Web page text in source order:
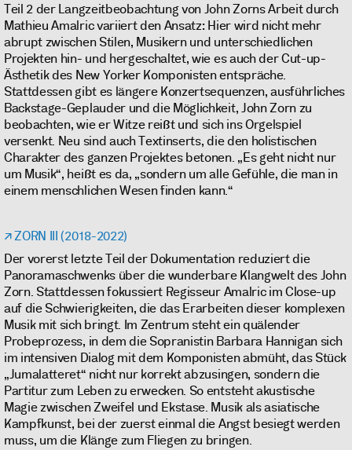
Teil 2 der Langzeitbeobachtung von John Zorns Arbeit durch
Mathieu Amalric variiert den Ansatz: Hier wird nicht mehr
abrupt zwischen Stilen, Musikern und unterschiedlichen
Projekten hin- und hergeschaltet, wie es auch der Cut-up-
Ästhetik des New Yorker Komponisten entspräche.
Stattdessen gibt es längere Konzertsequenzen, ausführliches
Backstage-Geplauder und die Möglichkeit, John Zorn zu
beobachten, wie er Witze reißt und sich ins Orgelspiel
versenkt. Neu sind auch Textinserts, die den holistischen
Charakter des ganzen Projektes betonen. „Es geht nicht nur
um Musik“, heißt es da, „sondern um alle Gefühle, die man in
einem menschlichen Wesen finden kann.“
ZORN III (2018-2022)
Der vorerst letzte Teil der Dokumentation reduziert die
Panoramaschwenks über die wunderbare Klangwelt des John
Zorn. Stattdessen fokussiert Regisseur Amalric im Close-up
auf die Schwierigkeiten, die das Erarbeiten dieser komplexen
Musik mit sich bringt. Im Zentrum steht ein quälender
Probeprozess, in dem die Sopranistin Barbara Hannigan sich
im intensiven Dialog mit dem Komponisten abmüht, das Stück
„Jumalatteret“ nicht nur korrekt abzusingen, sondern die
Partitur zum Leben zu erwecken. So entsteht akustische
Magie zwischen Zweifel und Ekstase. Musik als asiatische
Kampfkunst, bei der zuerst einmal die Angst besiegt werden
muss, um die Klänge zum Fliegen zu bringen.